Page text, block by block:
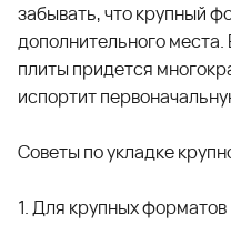
забывать, что крупный
дополнительного
плиты придется
испортит
Советы по укладке
1. Для крупных